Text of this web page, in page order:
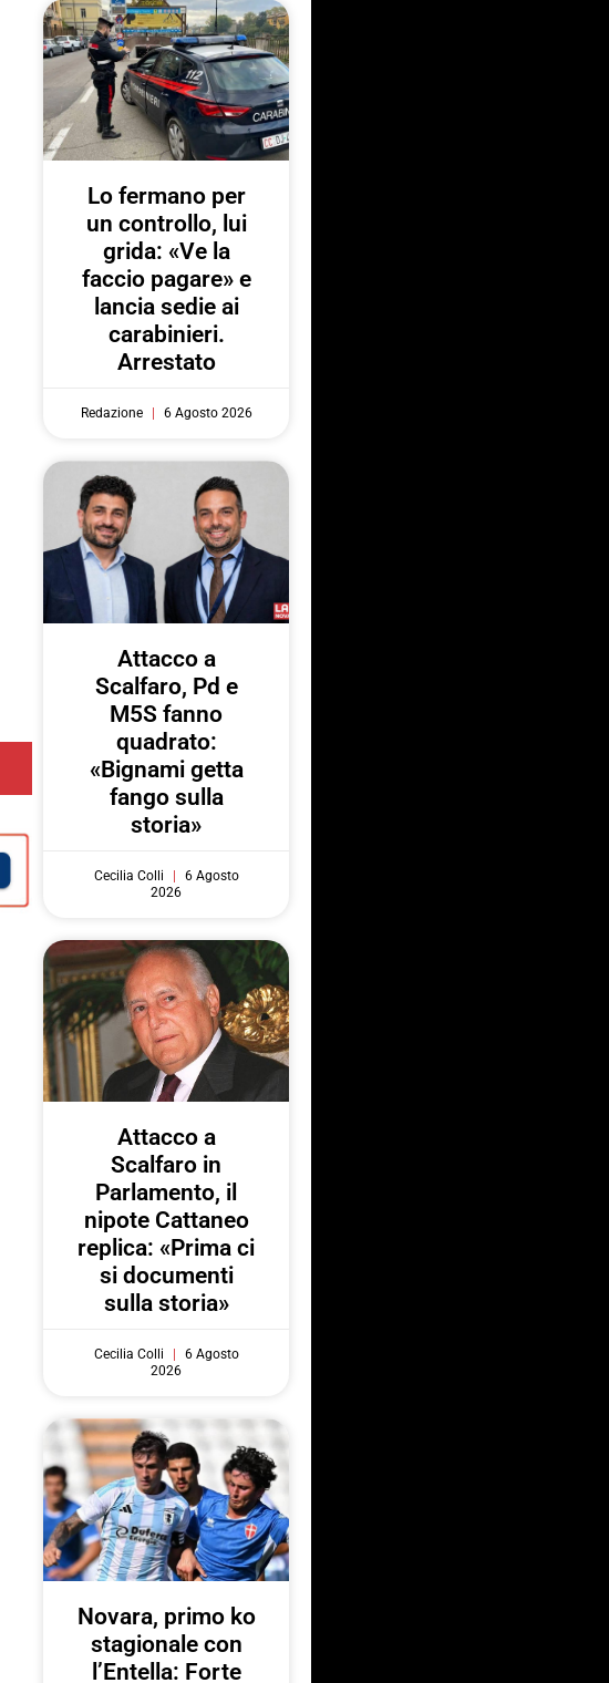
Lo fermano per
un controllo, lui
grida: «Ve la
faccio pagare» e
lancia sedie ai
carabinieri.
Arrestato
Redazione 6 Agosto 2026
Attacco a
Scalfaro, Pd e
M5S fanno
quadrato:
«Bignami getta
fango sulla
storia»
Cecilia Colli
6 Agosto
2026
Attacco a
Scalfaro in
Parlamento, il
nipote Cattaneo
replica: «Prima ci
si documenti
sulla storia»
Cecilia Colli
6 Agosto
2026
Novara, primo ko
stagionale con
l’Entella: Forte